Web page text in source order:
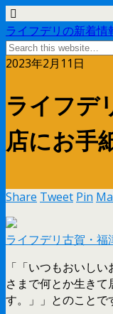
ライフデリの新着情
2023年2月11日
ライフデ
店にお手
Share Tweet Pin
ライフデリ古賀・福
「「いつもおいし
さまで何とか生き
す。」」とのことで